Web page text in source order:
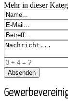
Mehr in dieser